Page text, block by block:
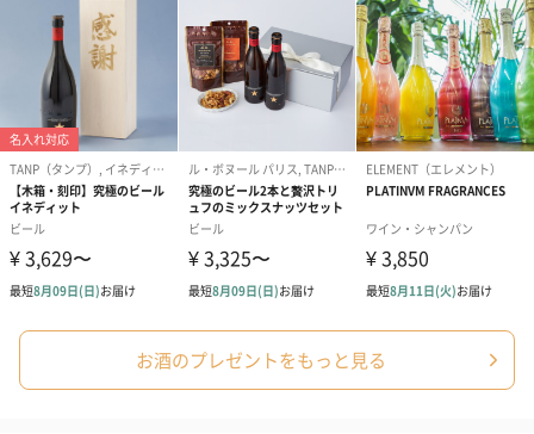
Congratulations！ おめ
でとうございます（220
円）
Thank you！ ありがと
うございました（220
円）
Happy
生日おめでと
ます（220円）
デザイン確認
お酒のプレゼントをもっと見る